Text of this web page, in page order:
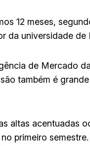
12 meses,
da universidade de
de Mercado da
também é
altas acentuadas
primeiro